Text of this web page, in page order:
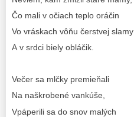
Čo mali v očiach teplo oráčin
Vo vráskach vôňu čerstvej slamy
A v srdci biely obláčik.
Večer sa mlčky premieňali
Na naškrobené vankúše,
Vpáperili sa do snov malých